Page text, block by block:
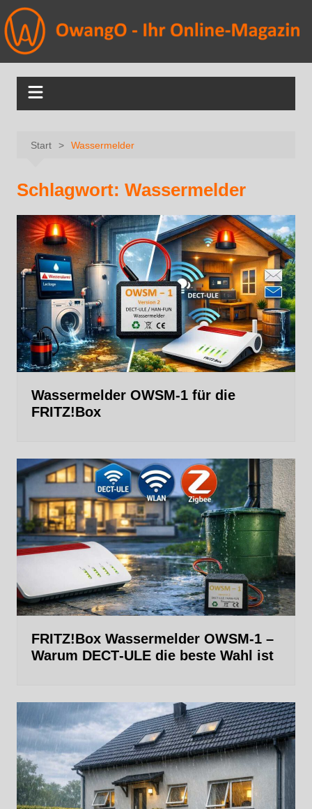
Start Wassermelder
Schlagwort: Wassermelder
Wassermelder OWSM‑1 für die
FRITZ!Box
FRITZ!Box Wassermelder OWSM-1 –
Warum DECT‑ULE die beste Wahl ist